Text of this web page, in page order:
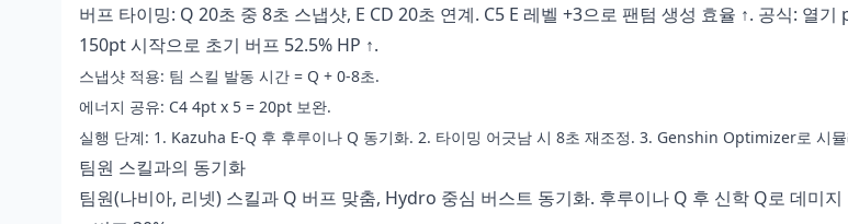
버프 타이밍: Q 20초 중 8초 스냅샷, E CD 20초 연계. C5 E 레벨 +3으로 팬텀 생성 효율 ↑. 공식: 열기
150pt 시작으로 초기 버프 52.5% HP ↑.
스냅샷 적용: 팀 스킬 발동 시간 = Q + 0-8초.
에너지 공유: C4 4pt x 5 = 20pt 보완.
실행 단계: 1. Kazuha E-Q 후 후루이나 Q 동기화. 2. 타이밍 어긋남 시 8초 재조정. 3. Genshin Optimizer로 시
팀원 스킬과의 동기화
팀원(나비아, 리넷) 스킬과 Q 버프 맞춤, Hydro 중심 버스트 동기화. 후루이나 Q 후 신학 Q로 데미